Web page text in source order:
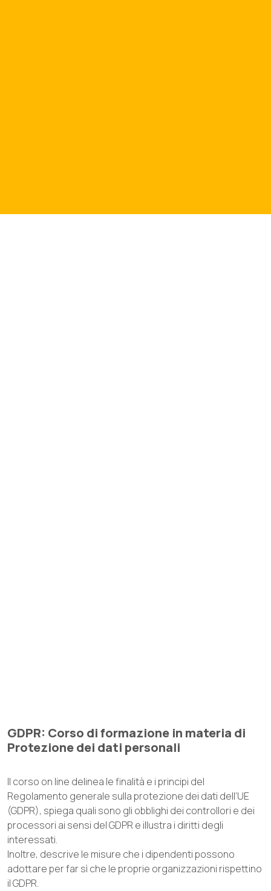
GDPR: Corso di formazione in materia di
Protezione dei dati personali
Il corso on line delinea le finalità e i principi del
Regolamento generale sulla protezione dei dati dell’UE
(GDPR), spiega quali sono gli obblighi dei controllori e dei
processori ai sensi del GDPR e illustra i diritti degli
interessati.
Inoltre, descrive le misure che i dipendenti possono
adottare per far sì che le proprie organizzazioni rispettino
il GDPR.